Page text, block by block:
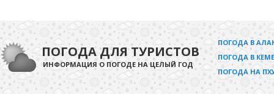
ПОГОДА ДЛЯ ТУРИСТОВ
ИНФОРМАЦИЯ О ПОГОДЕ НА ЦЕЛЫЙ ГОД
ПОГОДА В
ПОГОДА В
ПОГОДА НА